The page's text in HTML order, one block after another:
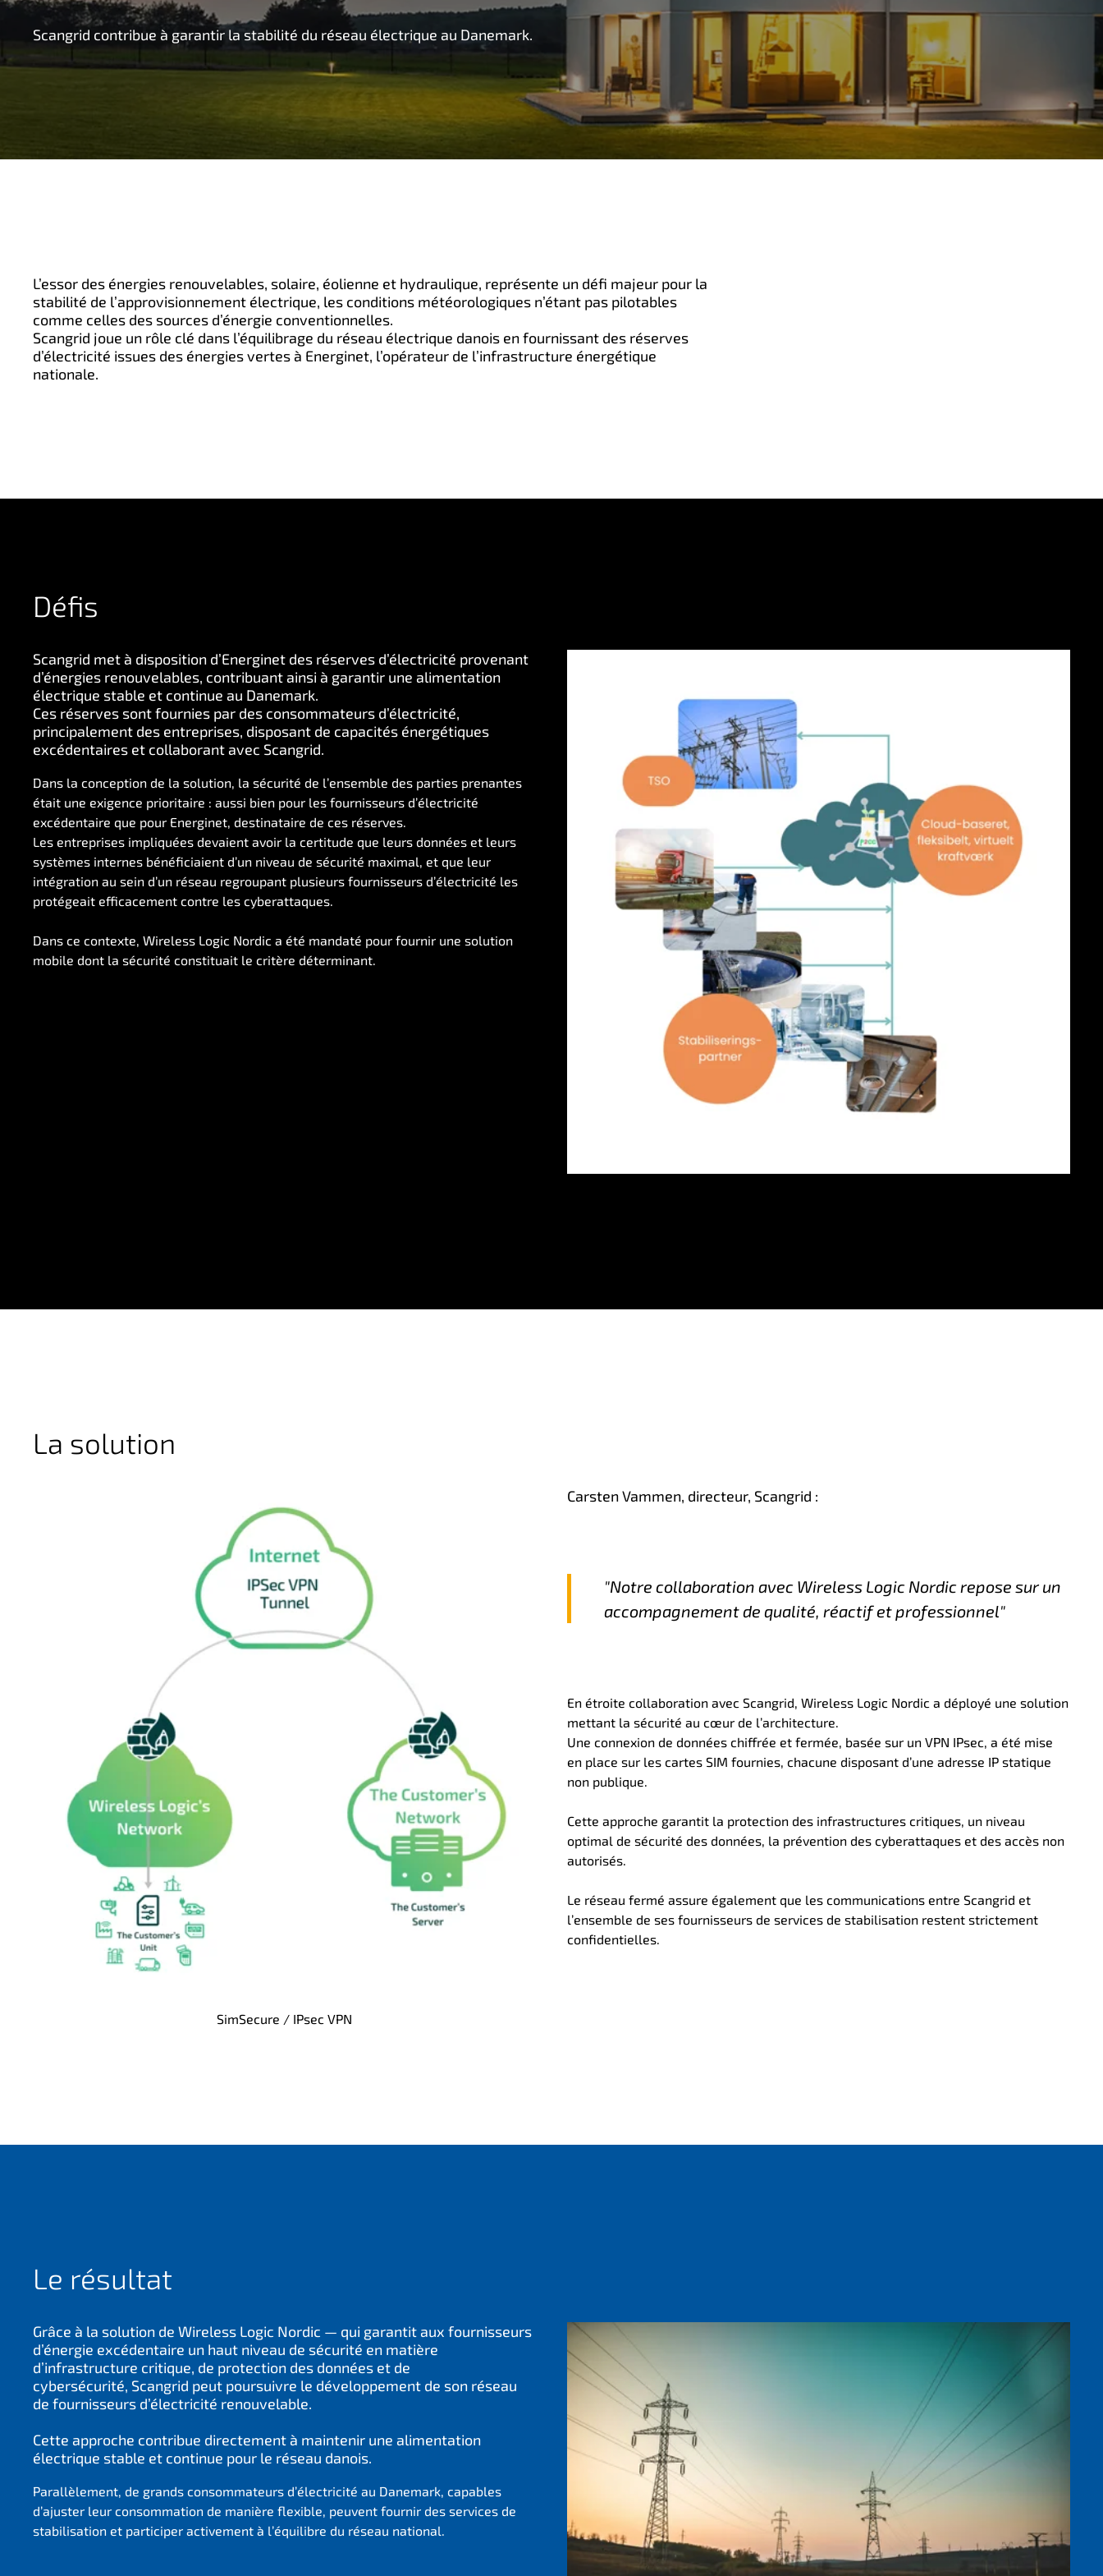
i
Scangrid contribue à garantir la stabilité du réseau électrique au Danemark.
L’essor des énergies renouvelables, solaire, éolienne et hydraulique, représente un défi majeur pour la
stabilité de l’approvisionnement électrique, les conditions météorologiques n’étant pas pilotables
comme celles des sources d’énergie conventionnelles.
Scangrid joue un rôle clé dans l’équilibrage du réseau électrique danois en fournissant des réserves
d’électricité issues des énergies vertes à Energinet, l’opérateur de l’infrastructure énergétique
nationale.
Défis
Scangrid met à disposition d’Energinet des réserves d’électricité provenant
d’énergies renouvelables, contribuant ainsi à garantir une alimentation
électrique stable et continue au Danemark.
Ces réserves sont fournies par des consommateurs d’électricité,
principalement des entreprises, disposant de capacités énergétiques
excédentaires et collaborant avec Scangrid.
Dans la conception de la solution, la sécurité de l’ensemble des parties prenantes
était une exigence prioritaire : aussi bien pour les fournisseurs d’électricité
excédentaire que pour Energinet, destinataire de ces réserves.
Les entreprises impliquées devaient avoir la certitude que leurs données et leurs
systèmes internes bénéficiaient d’un niveau de sécurité maximal, et que leur
intégration au sein d’un réseau regroupant plusieurs fournisseurs d’électricité les
protégeait efficacement contre les cyberattaques.
Dans ce contexte, Wireless Logic Nordic a été mandaté pour fournir une solution
mobile dont la sécurité constituait le critère déterminant.
La solution
SimSecure / IPsec VPN
Carsten Vammen, directeur, Scangrid :
"Notre collaboration avec Wireless Logic Nordic repose sur un
accompagnement de qualité, réactif et professionnel"
En étroite collaboration avec Scangrid, Wireless Logic Nordic a déployé une solution
mettant la sécurité au cœur de l’architecture.
Une connexion de données chiffrée et fermée, basée sur un VPN IPsec, a été mise
en place sur les cartes SIM fournies, chacune disposant d’une adresse IP statique
non publique.
Cette approche garantit la protection des infrastructures critiques, un niveau
optimal de sécurité des données, la prévention des cyberattaques et des accès non
autorisés.
Le réseau fermé assure également que les communications entre Scangrid et
l’ensemble de ses fournisseurs de services de stabilisation restent strictement
confidentielles.
Le résultat
Grâce à la solution de Wireless Logic Nordic — qui garantit aux fournisseurs
d’énergie excédentaire un haut niveau de sécurité en matière
d’infrastructure critique, de protection des données et de
cybersécurité, Scangrid peut poursuivre le développement de son réseau
de fournisseurs d’électricité renouvelable.
Cette approche contribue directement à maintenir une alimentation
électrique stable et continue pour le réseau danois.
Parallèlement, de grands consommateurs d’électricité au Danemark, capables
d’ajuster leur consommation de manière flexible, peuvent fournir des services de
stabilisation et participer activement à l’équilibre du réseau national.